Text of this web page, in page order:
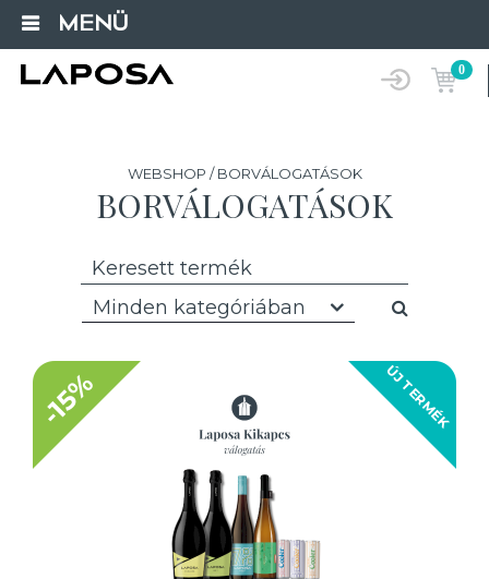
MENÜ
0
WEBSHOP / BORVÁLOGATÁSOK
BORVÁLOGATÁSOK
Minden kategóriában
ÚJ TERMÉK
-15%